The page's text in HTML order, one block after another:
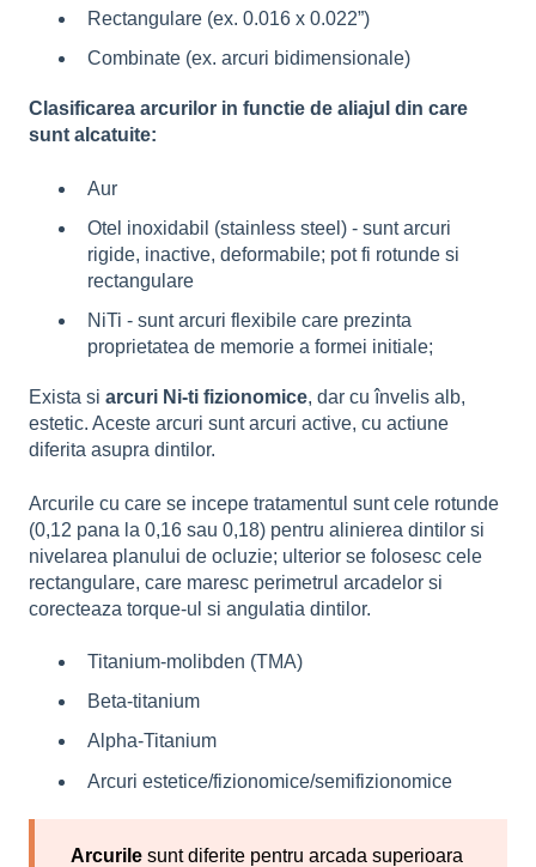
Rectangulare (ex. 0.016 x 0.022”)
Combinate (ex. arcuri bidimensionale)
Clasificarea arcurilor in functie de aliajul din care
sunt alcatuite:
Aur
Otel inoxidabil (stainless steel) - sunt arcuri
rigide, inactive, deformabile; pot fi rotunde si
rectangulare
NiTi - sunt arcuri flexibile care prezinta
proprietatea de memorie a formei initiale;
Exista si arcuri Ni-ti fizionomice, dar cu învelis alb,
estetic. Aceste arcuri sunt arcuri active, cu actiune
diferita asupra dintilor.
Arcurile cu care se incepe tratamentul sunt cele rotunde
(0,12 pana la 0,16 sau 0,18) pentru alinierea dintilor si
nivelarea planului de ocluzie; ulterior se folosesc cele
rectangulare, care maresc perimetrul arcadelor si
corecteaza torque-ul si angulatia dintilor.
Titanium-molibden (TMA)
Beta-titanium
Alpha-Titanium
Arcuri estetice/fizionomice/semifizionomice
Arcurile sunt diferite pentru arcada superioara